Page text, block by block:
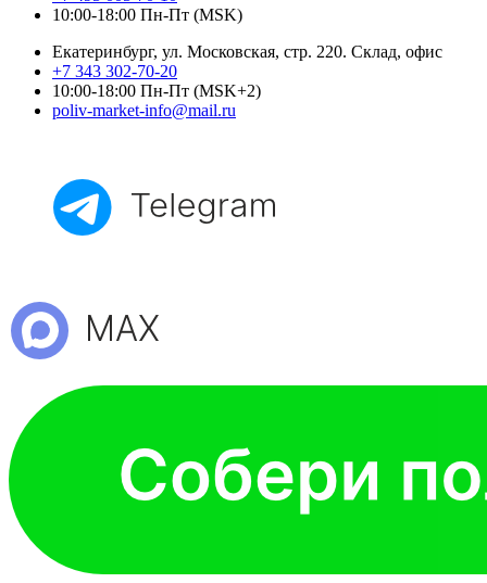
10:00-18:00 Пн-Пт (MSK)
Екатеринбург, ул. Московская, стр. 220. Склад, офис
+7 343 302-70-20
10:00-18:00 Пн-Пт (MSK+2)
poliv-market-info@mail.ru